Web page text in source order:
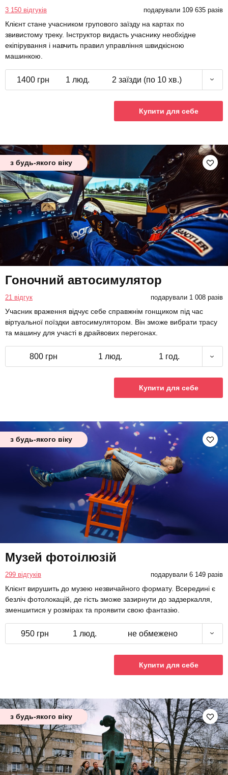
3 150 відгуків подарували 109 635 разів
Клієнт стане учасником групового заїзду на картах по
звивистому треку. Інструктор видасть учаснику необхідне
екіпірування і навчить правил управління швидкісною
машинкою.
1400 грн 1 люд. 2 заїзди (по 10 хв.)
Купити для себе
з будь-якого віку
Гоночний автосимулятор
21 відгук подарували 1 008 разів
Учасник враження відчує себе справжнім гонщиком під час
віртуальної поїздки автосимулятором. Він зможе вибрати трасу
та машину для участі в драйвових перегонах.
800 грн 1 люд. 1 год.
Купити для себе
з будь-якого віку
Музей фотоілюзій
299 відгуків подарували 6 149 разів
Клієнт вирушить до музею незвичайного формату. Всередині є
безліч фотолокацій, де гість зможе зазирнути до задзеркалля,
зменшитися у розмірах та проявити свою фантазію.
950 грн 1 люд. не обмежено
Купити для себе
з будь-якого віку